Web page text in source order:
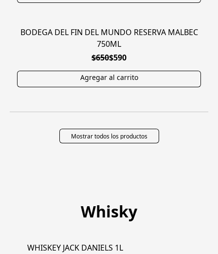
EN OFERTA
BODEGA DEL FIN DEL MUNDO RESERVA MALBEC
750ML
$650$590
Mostrar todos los productos
Whisky
WHISKEY JACK DANIELS 1L